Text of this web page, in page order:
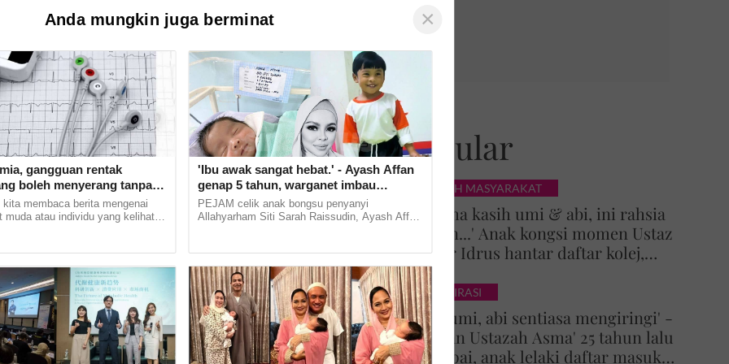
Popular
KISAH MASYARAKAT
'Terima kasih umi & abi, ini rahsia
Tuhan...' Anak kongsi momen Ustaz
Azhar Idrus hantar daftar kolej,
luahan hati undang sebak!
INSPIRASI
'Doa umi, abi sentiasa mengiringi' -
Impian Ustazah Asma' 25 tahun lalu
tercapai, anak lelaki daftar masuk
Anda mungkin juga berminat ×
gangguan rentak
boleh menyerang tanpa
membaca berita mengenai
muda atau individu yang kelihatan
'Ibu awak sangat hebat.' - Ayash Affan
genap 5 tahun, warganet imbau
kenangan arwah Siti Sarah
PEJAM celik anak bongsu penyanyi
Allahyarham Siti Sarah Raissudin, Ayash Affan